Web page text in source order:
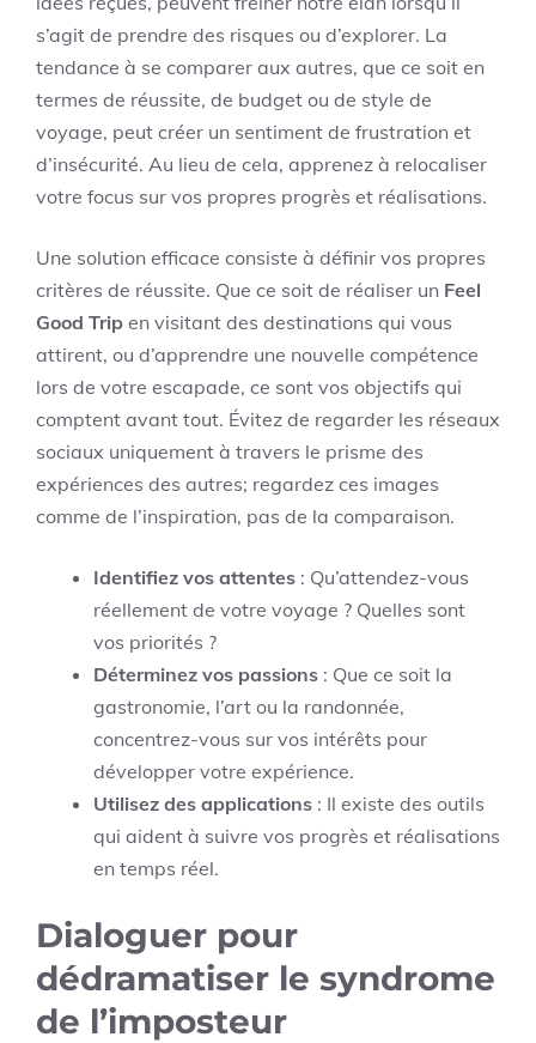
s’agit de prendre des risques ou d’explorer. La
tendance à se comparer aux autres, que ce soit en
termes de réussite, de budget ou de style de
voyage, peut créer un sentiment de frustration et
d’insécurité. Au lieu de cela, apprenez à relocaliser
votre focus sur vos propres progrès et réalisations.
Une solution efficace consiste à définir vos propres
critères de réussite. Que ce soit de réaliser un Feel
Good Trip en visitant des destinations qui vous
attirent, ou d’apprendre une nouvelle compétence
lors de votre escapade, ce sont vos objectifs qui
comptent avant tout. Évitez de regarder les réseaux
sociaux uniquement à travers le prisme des
expériences des autres; regardez ces images
comme de l’inspiration, pas de la comparaison.
Identifiez vos attentes : Qu’attendez-vous
réellement de votre voyage ? Quelles sont
vos priorités ?
Déterminez vos passions : Que ce soit la
gastronomie, l’art ou la randonnée,
concentrez-vous sur vos intérêts pour
développer votre expérience.
Utilisez des applications : Il existe des outils
qui aident à suivre vos progrès et réalisations
en temps réel.
Dialoguer pour
dédramatiser le syndrome
de l’imposteur